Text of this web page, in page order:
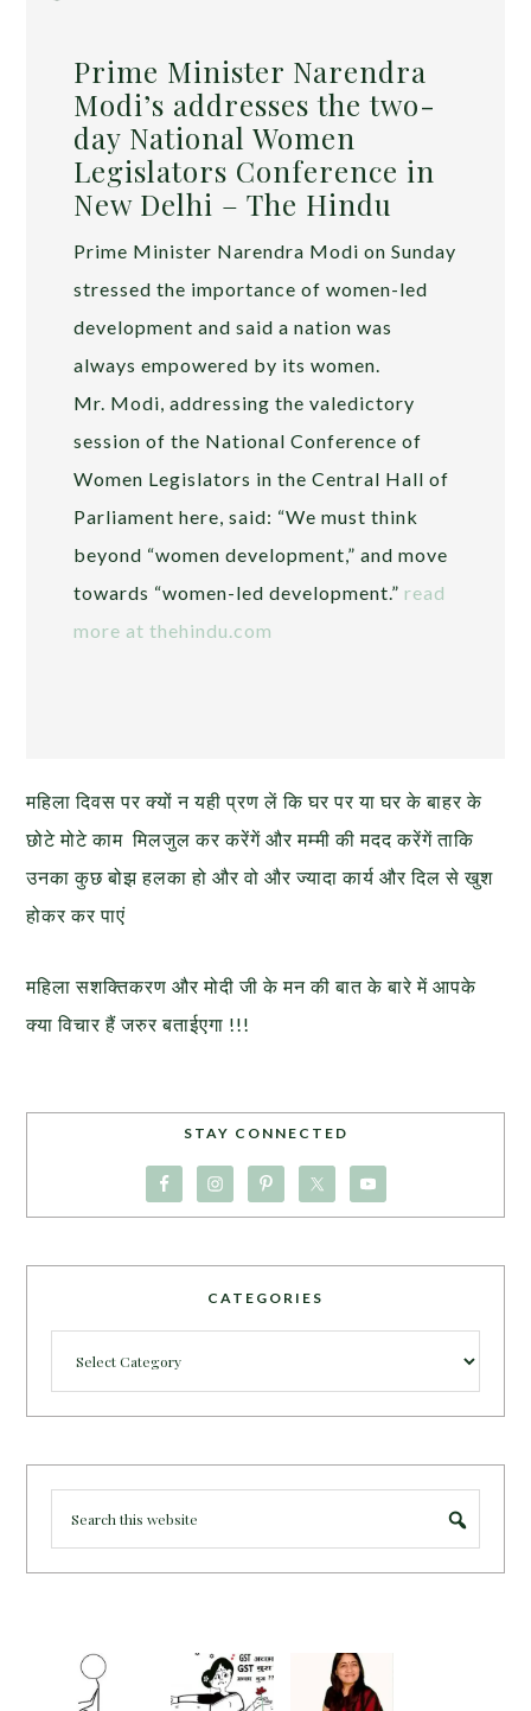
Prime Minister Narendra
Modi’s addresses the two-
day National Women
Legislators Conference in
New Delhi – The Hindu
Prime Minister Narendra Modi on Sunday
stressed the importance of women-led
development and said a nation was
always empowered by its women.
Mr. Modi, addressing the valedictory
session of the National Conference of
Women Legislators in the Central Hall of
Parliament here, said: “We must think
beyond “women development,” and move
towards “women-led development.” read
more at thehindu.com
महिला दिवस पर क्यों न यही प्रण लें कि घर पर या घर के बाहर के
छोटे मोटे काम मिलजुल कर करेंगें और मम्मी की मदद करेंगें ताकि
उनका कुछ बोझ हलका हो और वो और ज्यादा कार्य और दिल से खुश
होकर कर पाएं
महिला सशक्तिकरण और मोदी जी के मन की बात के बारे में आपके
क्या विचार हैं जरुर बताईएगा !!!
STAY CONNECTED
CATEGORIES